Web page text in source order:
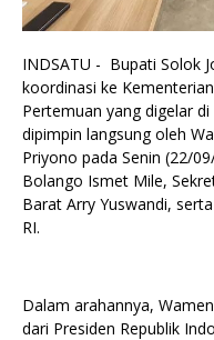
INDSATU - Bupati Solok
koordinasi ke
Pertemuan yang digelar
dipimpin langsung oleh
Priyono pada Senin (22/
Bolango Ismet Mile,
Barat Arry Yuswandi,
RI.
Dalam arahannya,
dari Presiden Republik